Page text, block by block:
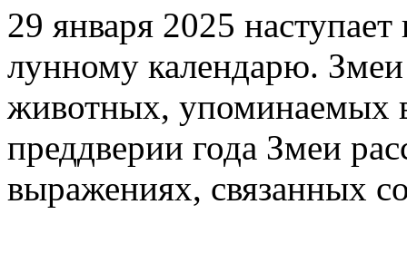
29 января 2025
лунному календарю.
животных, упоминаемых
преддверии года Змеи
выражениях, связанных